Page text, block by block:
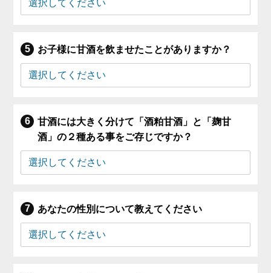
お子様に甘酒を飲ませたことがありますか？
甘酒には大きく分けて「酒粕甘酒」と「麹甘
酒」の２種ある事をご存じですか？
あなたの性別について教えてください